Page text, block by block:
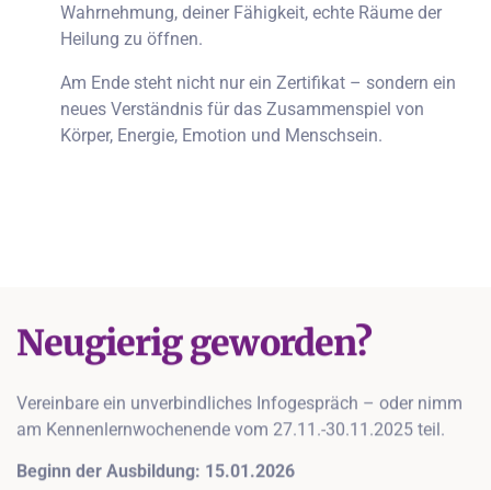
Wahrnehmung, deiner Fähigkeit, echte Räume der
Heilung zu öffnen.
Am Ende steht nicht nur ein Zertifikat – sondern ein
neues Verständnis für das Zusammenspiel von
Körper, Energie, Emotion und Menschsein.
Neugierig geworden?
Vereinbare ein unverbindliches Infogespräch – oder nimm
am Kennenlernwochenende vom 27.11.-30.11.2025 teil.
Beginn der Ausbildung: 15.01.2026